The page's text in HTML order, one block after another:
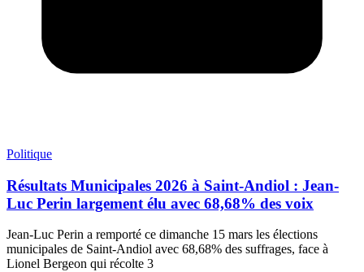
Politique
Résultats Municipales 2026 à Saint-Andiol : Jean-
Luc Perin largement élu avec 68,68% des voix
Jean-Luc Perin a remporté ce dimanche 15 mars les élections
municipales de Saint-Andiol avec 68,68% des suffrages, face à
Lionel Bergeon qui récolte 3